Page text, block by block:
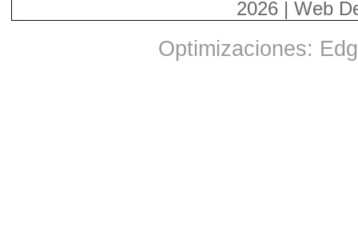
2026 | Web
Optimizaciones: